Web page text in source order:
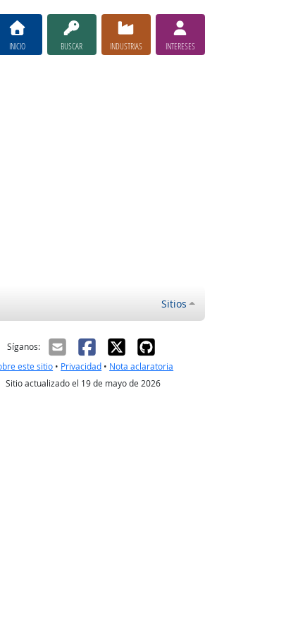
INICIO BUSCAR INDUSTRIAS INTERESES
Sitios
Síganos:
este sitio • Privacidad • Nota aclaratoria
Sitio actualizado el 19 de mayo de 2026